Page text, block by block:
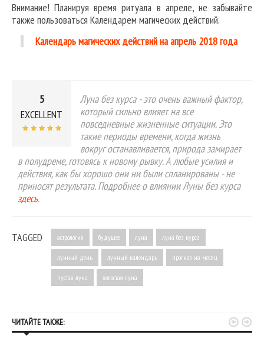
Внимание! Планируя время ритуала в апреле, не забывайте
также пользоваться Календарем магических действий.
Календарь магических действий на апрель 2018 года
5
EXCELLENT
Луна без курса - это очень важный фактор,
который сильно влияет на все
повседневные жизненные ситуации. Это
такие периоды времени, когда жизнь
вокруг останавливается, природа замирает
в полудреме, готовясь к новому рывку. А любые усилия и
действия, как бы хорошо они ни были спланированы - не
приносят результата. Подробнее о влиянии Луны без курса
здесь.
TAGGED астрология будущее луна луна без курса
лунный день лунный календарь прогноз на месяц
пустая луна холостая луна
ЧИТАЙТЕ ТАКЖЕ:  